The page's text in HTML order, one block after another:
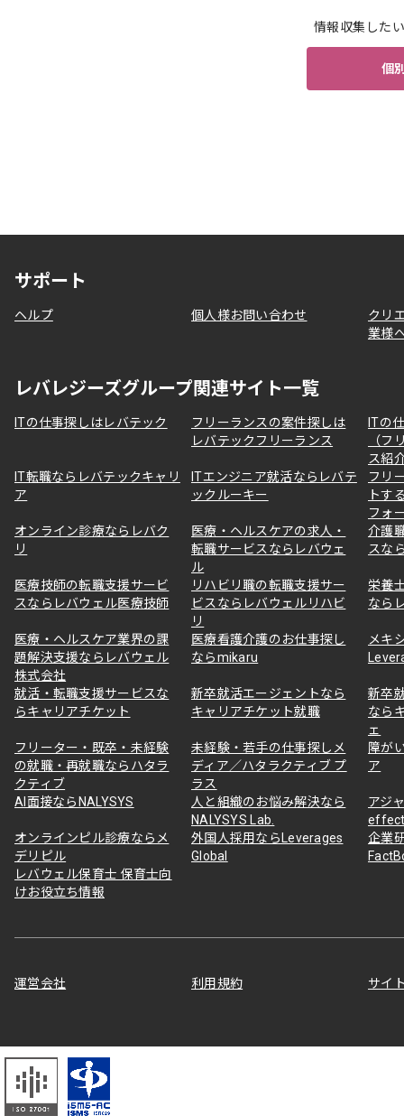
情報収集した
個
サポート
ヘルプ 個人様お問い合わせ
クリ
業様
レバレジーズグループ関連サイト一覧
ITの仕事探しはレバテック
フリーランスの案件探しは
レバテックフリーランス
ITの
（フ
ス紹
IT転職ならレバテックキャリ
ア
ITエンジニア就活ならレバテ
ックルーキー
フリ
トす
フォ
オンライン診療ならレバク
リ
医療・ヘルスケアの求人・
転職サービスならレバウェ
ル
介護
スな
医療技師の転職支援サービ
スならレバウェル医療技師
リハビリ職の転職支援サー
ビスならレバウェルリハビ
リ
栄養
なら
医療・ヘルスケア業界の課
題解決支援ならレバウェル
株式会社
医療看護介護のお仕事探し
ならmikaru
メキ
就活・転職支援サービスな
らキャリアチケット
新卒就活エージェントなら
キャリアチケット就職
新卒
なら
ェ
フリーター・既卒・未経験
の就職・再就職ならハタラ
クティブ
未経験・若手の仕事探しメ
ディア／ハタラクティブ プ
ラス
障が
ア
AI面接ならNALYSYS
人と組織のお悩み解決なら
NALYSYS Lab.
アジ
オンラインピル診療ならメ
デリピル
外国人採用ならLeverages
Global
企業
レバウェル保育士 保育士向
けお役立ち情報
運営会社 利用規約 サイ